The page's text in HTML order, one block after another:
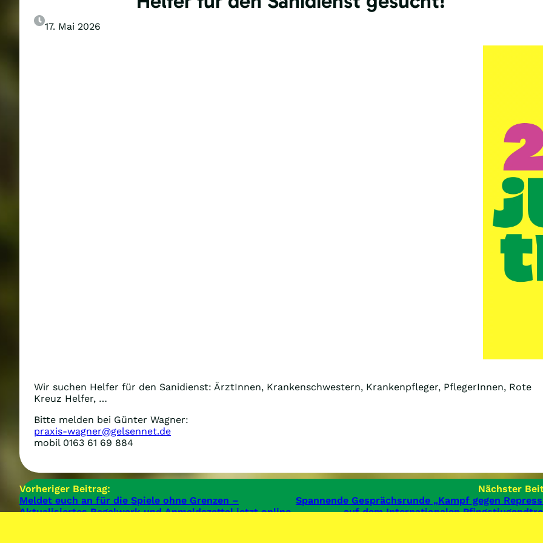
17. Mai 2026
Wir suchen Helfer für den Sanidienst: ÄrztInnen, Krankenschwestern, Krankenpfleger, PflegerInnen, Rote
Kreuz Helfer, …
Bitte melden bei Günter Wagner:
praxis-wagner@gelsennet.de
mobil 0163 61 69 884
Vorheriger Beitrag:
Meldet euch an für die Spiele ohne Grenzen –
Aktualisiertes Regelwerk und Anmeldezettel jetzt online
Nächster
Spannende Gesprächsrunde „Kampf gegen
auf dem Internationalen